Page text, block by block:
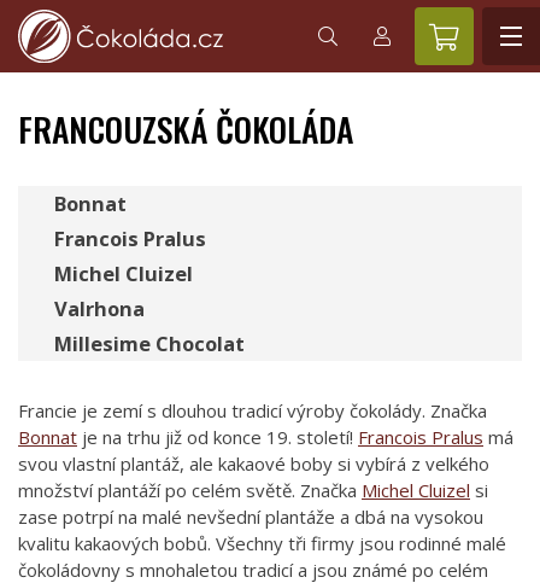
FRANCOUZSKÁ ČOKOLÁDA
Bonnat
Francois Pralus
Michel Cluizel
Valrhona
Millesime Chocolat
Francie je zemí s dlouhou tradicí výroby čokolády. Značka
Bonnat je na trhu již od konce 19. století! Francois Pralus má
svou vlastní plantáž, ale kakaové boby si vybírá z velkého
množství plantáží po celém světě. Značka Michel Cluizel si
zase potrpí na malé nevšední plantáže a dbá na vysokou
kvalitu kakaových bobů. Všechny tři firmy jsou rodinné malé
čokoládovny s mnohaletou tradicí a jsou známé po celém